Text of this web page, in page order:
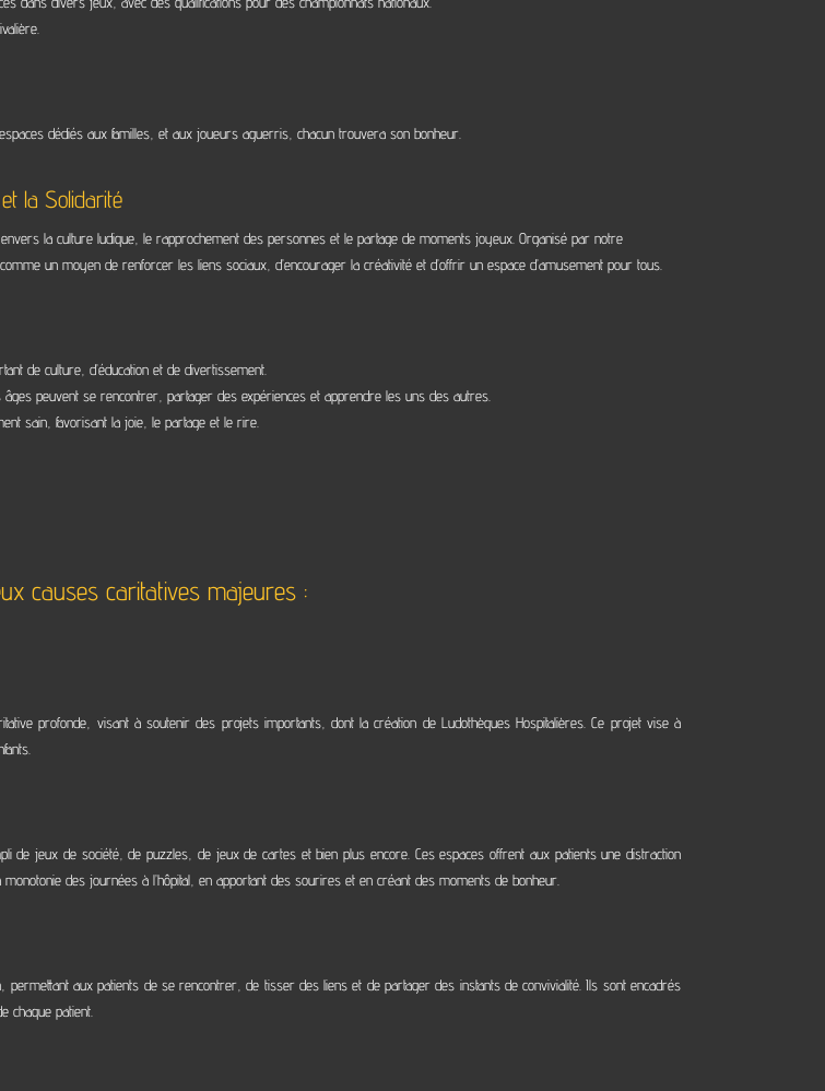
dédiés aux familles, et aux joueurs aguerris, chacun trouvera son bonheur.
la Solidarité
la culture ludique, le rapprochement des personnes et le partage de moments joyeux. Organisé par notre
un moyen de renforcer les liens sociaux, d’encourager la créativité et d’offrir un espace d’amusement pour tous.
de culture, d’éducation et de divertissement.
peuvent se rencontrer, partager des expériences et apprendre les uns des autres.
sain, favorisant la joie, le partage et le rire.
causes caritatives majeures :
profonde, visant à soutenir des projets importants, dont la création de Ludothèques Hospitalières. Ce projet vise à
de jeux de société, de puzzles, de jeux de cartes et bien plus encore. Ces espaces offrent aux patients une distraction
des journées à l’hôpital, en apportant des sourires et en créant des moments de bonheur.
aux patients de se rencontrer, de tisser des liens et de partager des instants de convivialité. Ils sont encadrés
chaque patient.